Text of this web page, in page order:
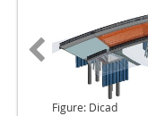
Figure: Dicad